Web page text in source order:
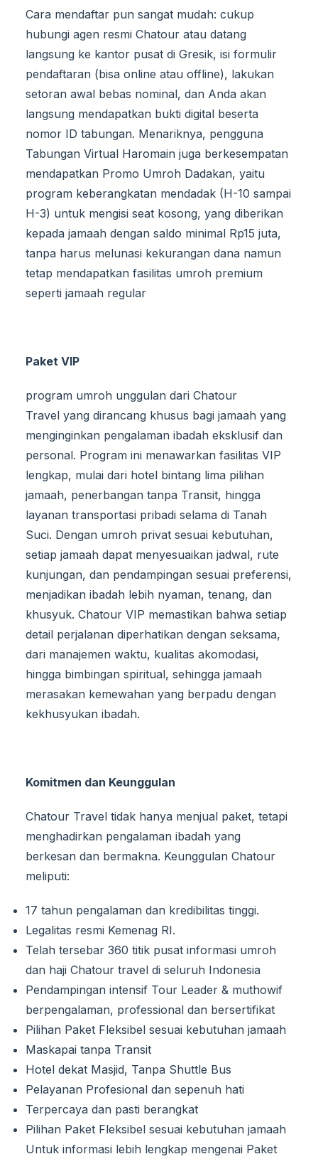
Cara mendaftar pun sangat mudah: cukup
hubungi agen resmi Chatour atau datang
langsung ke kantor pusat di Gresik, isi formulir
pendaftaran (bisa online atau offline), lakukan
setoran awal bebas nominal, dan Anda akan
langsung mendapatkan bukti digital beserta
nomor ID tabungan. Menariknya, pengguna
Tabungan Virtual Haromain juga berkesempatan
mendapatkan Promo Umroh Dadakan, yaitu
program keberangkatan mendadak (H-10 sampai
H-3) untuk mengisi seat kosong, yang diberikan
kepada jamaah dengan saldo minimal Rp15 juta,
tanpa harus melunasi kekurangan dana namun
tetap mendapatkan fasilitas umroh premium
seperti jamaah regular
Paket VIP
program umroh unggulan dari Chatour
Travel yang dirancang khusus bagi jamaah yang
menginginkan pengalaman ibadah eksklusif dan
personal. Program ini menawarkan fasilitas VIP
lengkap, mulai dari hotel bintang lima pilihan
jamaah, penerbangan tanpa Transit, hingga
layanan transportasi pribadi selama di Tanah
Suci. Dengan umroh privat sesuai kebutuhan,
setiap jamaah dapat menyesuaikan jadwal, rute
kunjungan, dan pendampingan sesuai preferensi,
menjadikan ibadah lebih nyaman, tenang, dan
khusyuk. Chatour VIP memastikan bahwa setiap
detail perjalanan diperhatikan dengan seksama,
dari manajemen waktu, kualitas akomodasi,
hingga bimbingan spiritual, sehingga jamaah
merasakan kemewahan yang berpadu dengan
kekhusyukan ibadah.
Komitmen dan Keunggulan
Chatour Travel tidak hanya menjual paket, tetapi
menghadirkan pengalaman ibadah yang
berkesan dan bermakna. Keunggulan Chatour
meliputi:
17 tahun pengalaman dan kredibilitas tinggi.
Legalitas resmi Kemenag RI.
Telah tersebar 360 titik pusat informasi umroh
dan haji Chatour travel di seluruh Indonesia
Pendampingan intensif Tour Leader & muthowif
berpengalaman, professional dan bersertifikat
Pilihan Paket Fleksibel sesuai kebutuhan jamaah
Maskapai tanpa Transit
Hotel dekat Masjid, Tanpa Shuttle Bus
Pelayanan Profesional dan sepenuh hati
Terpercaya dan pasti berangkat
Pilihan Paket Fleksibel sesuai kebutuhan jamaah
Untuk informasi lebih lengkap mengenai Paket